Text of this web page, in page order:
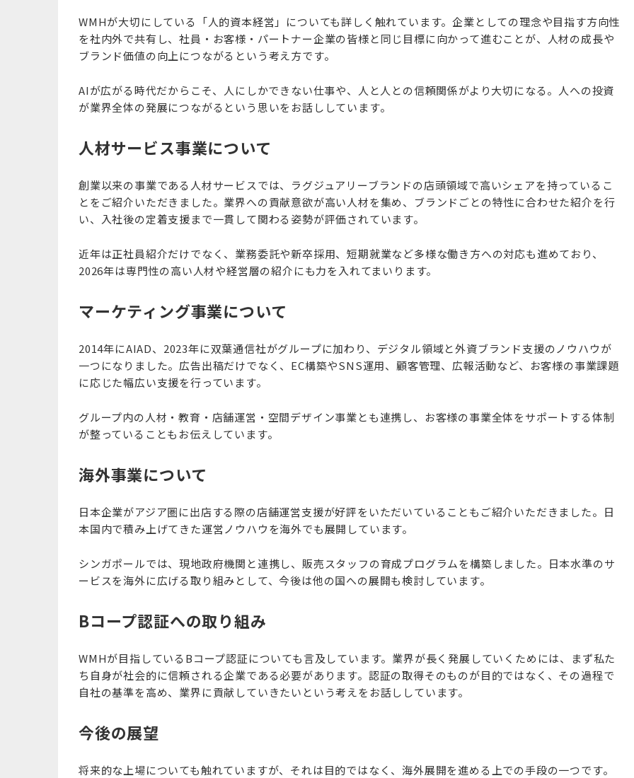
WMHが大切にしている「人的資本経営」についても詳しく触れています。企業としての理念や目指す方向性
を社内外で共有し、社員・お客様・パートナー企業の皆様と同じ目標に向かって進むことが、人材の成長や
ブランド価値の向上につながるという考え方です。
AIが広がる時代だからこそ、人にしかできない仕事や、人と人との信頼関係がより大切になる。人への投資
が業界全体の発展につながるという思いをお話ししています。
人材サービス事業について
創業以来の事業である人材サービスでは、ラグジュアリーブランドの店頭領域で高いシェアを持っているこ
とをご紹介いただきました。業界への貢献意欲が高い人材を集め、ブランドごとの特性に合わせた紹介を行
い、入社後の定着支援まで一貫して関わる姿勢が評価されています。
近年は正社員紹介だけでなく、業務委託や新卒採用、短期就業など多様な働き方への対応も進めており、
2026年は専門性の高い人材や経営層の紹介にも力を入れてまいります。
マーケティング事業について
2014年にAIAD、2023年に双葉通信社がグループに加わり、デジタル領域と外資ブランド支援のノウハウが
一つになりました。広告出稿だけでなく、EC構築やSNS運用、顧客管理、広報活動など、お客様の事業課題
に応じた幅広い支援を行っています。
グループ内の人材・教育・店舗運営・空間デザイン事業とも連携し、お客様の事業全体をサポートする体制
が整っていることもお伝えしています。
海外事業について
日本企業がアジア圏に出店する際の店舗運営支援が好評をいただいていることもご紹介いただきました。日
本国内で積み上げてきた運営ノウハウを海外でも展開しています。
シンガポールでは、現地政府機関と連携し、販売スタッフの育成プログラムを構築しました。日本水準のサ
ービスを海外に広げる取り組みとして、今後は他の国への展開も検討しています。
Bコープ認証への取り組み
WMHが目指しているBコープ認証についても言及しています。業界が長く発展していくためには、まず私た
ち自身が社会的に信頼される企業である必要があります。認証の取得そのものが目的ではなく、その過程で
自社の基準を高め、業界に貢献していきたいという考えをお話ししています。
今後の展望
将来的な上場についても触れていますが、それは目的ではなく、海外展開を進める上での手段の一つです。